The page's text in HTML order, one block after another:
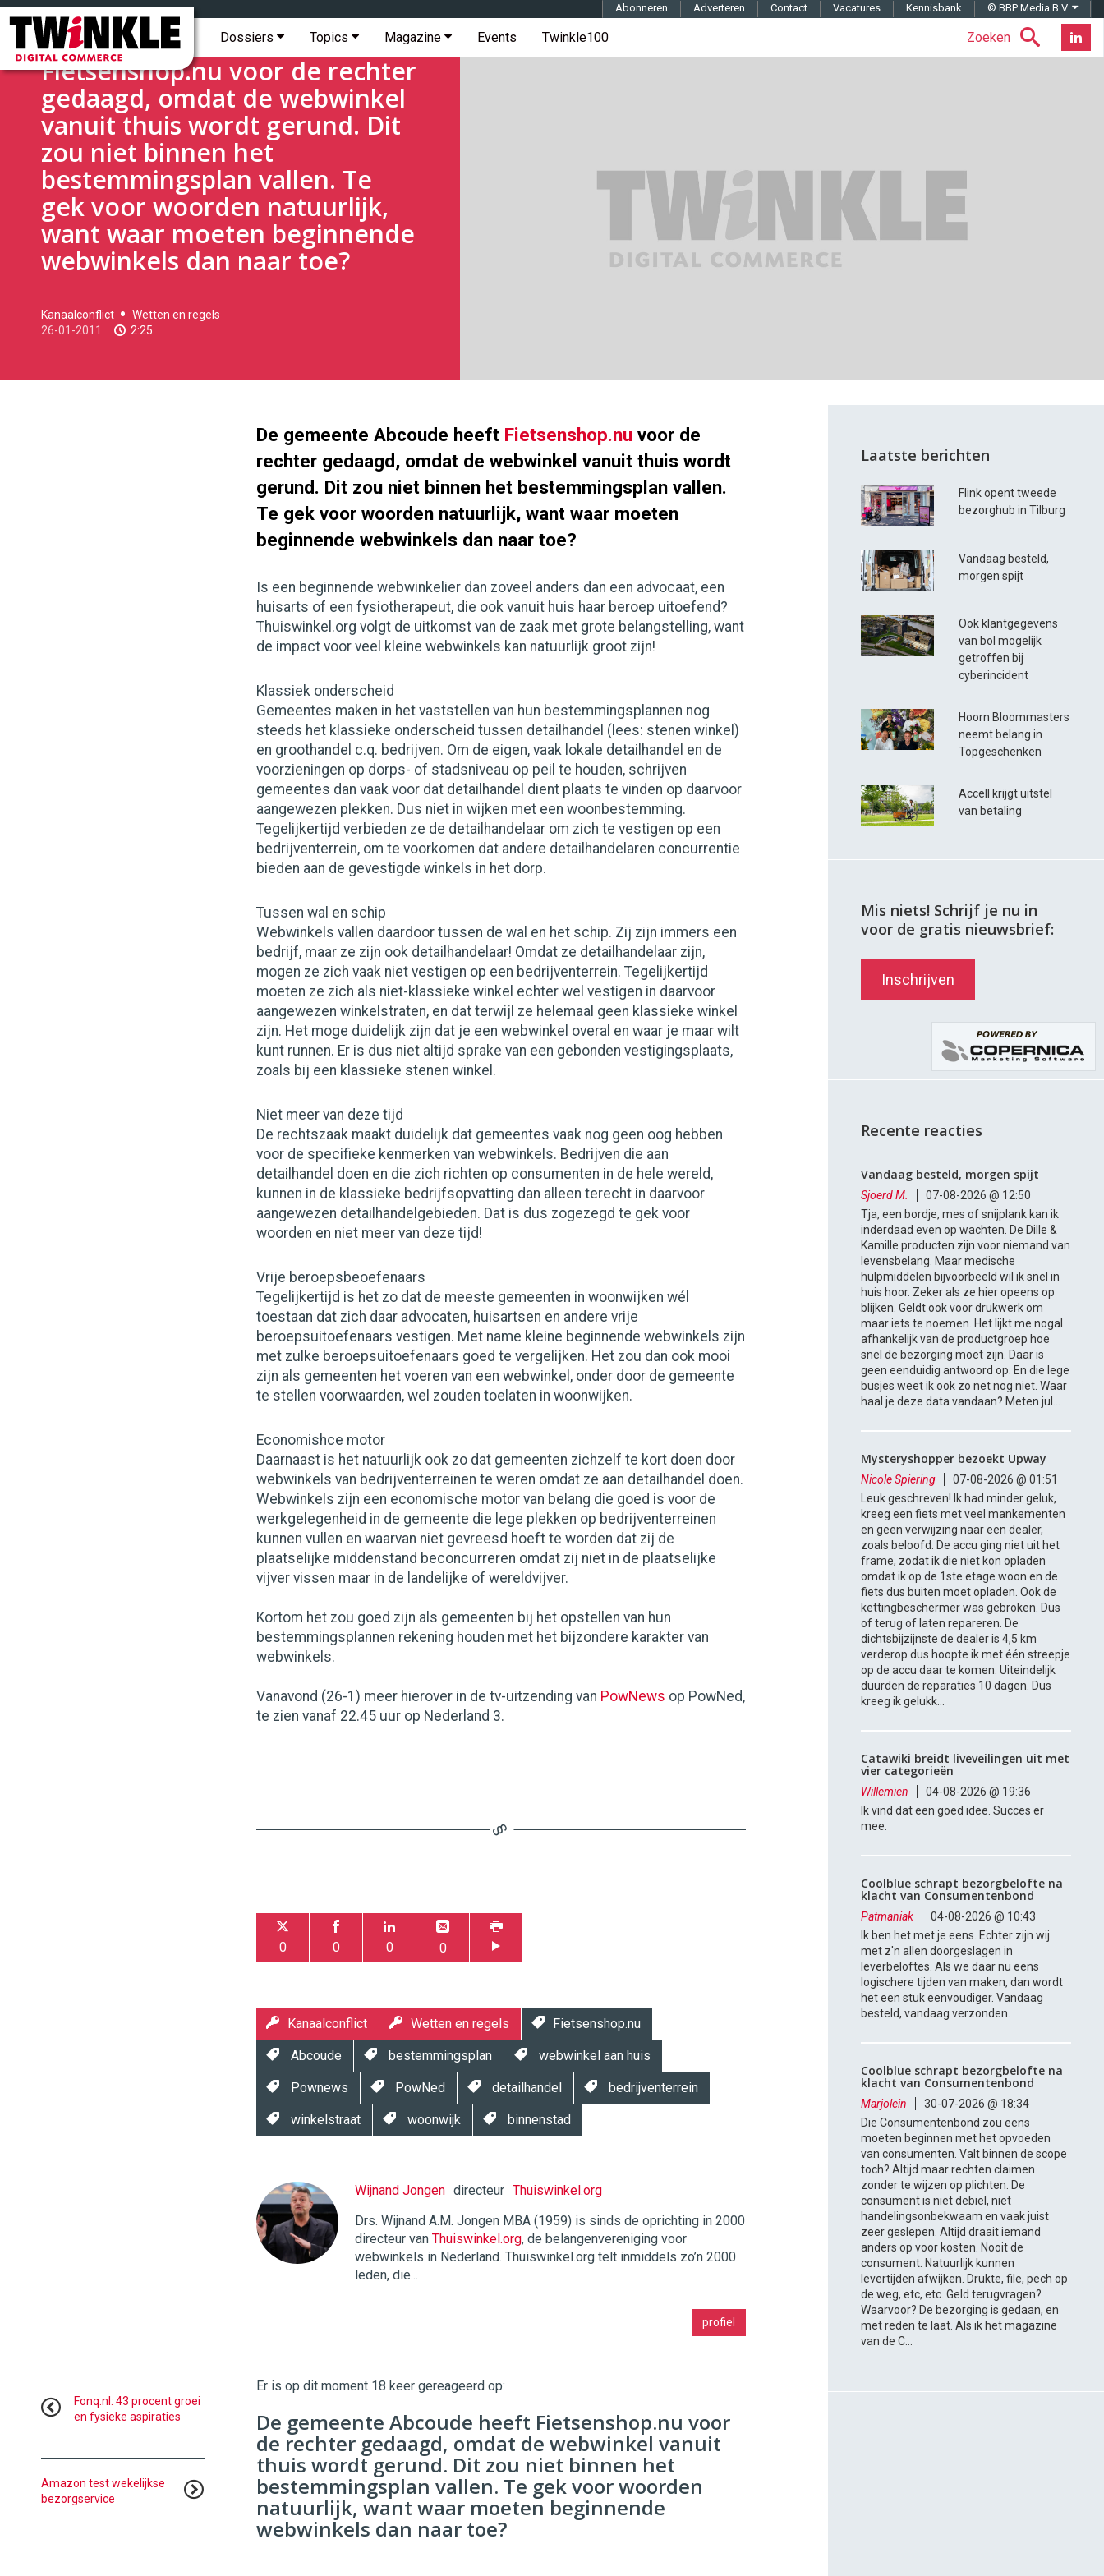
Twinkle
Digital
Commerce
Hoofdmenu Zoeken
Dossiers Topics Magazine Events Twinkle100
Topmenu Abonneren Adverteren Contact Vacatures Kennisbank © BBP Media B.V.
De gemeente Abcoude heeft
Fietsenshop.nu voor de rechter
gedaagd, omdat de webwinkel
vanuit thuis wordt gerund. Dit
zou niet binnen het
bestemmingsplan vallen. Te
gek voor woorden natuurlijk,
want waar moeten beginnende
webwinkels dan naar toe?
2011-
01-
11-
Kanaalconflict
Wetten en regels
26-01-2011
2:25
De gemeente Abcoude heeft Fietsenshop.nu voor de
rechter gedaagd, omdat de webwinkel vanuit thuis wordt
gerund. Dit zou niet binnen het bestemmingsplan vallen.
Te gek voor woorden natuurlijk, want waar moeten
beginnende webwinkels dan naar toe?
Is een beginnende webwinkelier dan zoveel anders dan een advocaat, een
huisarts of een fysiotherapeut, die ook vanuit huis haar beroep uitoefend?
Thuiswinkel.org volgt de uitkomst van de zaak met grote belangstelling, want
de impact voor veel kleine webwinkels kan natuurlijk groot zijn!
Klassiek onderscheid
Gemeentes maken in het vaststellen van hun bestemmingsplannen nog
steeds het klassieke onderscheid tussen detailhandel (lees: stenen winkel)
en groothandel c.q. bedrijven. Om de eigen, vaak lokale detailhandel en de
voorzieningen op dorps- of stadsniveau op peil te houden, schrijven
gemeentes dan vaak voor dat detailhandel dient plaats te vinden op daarvoor
aangewezen plekken. Dus niet in wijken met een woonbestemming.
Tegelijkertijd verbieden ze de detailhandelaar om zich te vestigen op een
bedrijventerrein, om te voorkomen dat andere detailhandelaren concurrentie
bieden aan de gevestigde winkels in het dorp.
Tussen wal en schip
Webwinkels vallen daardoor tussen de wal en het schip. Zij zijn immers een
bedrijf, maar ze zijn ook detailhandelaar! Omdat ze detailhandelaar zijn,
mogen ze zich vaak niet vestigen op een bedrijventerrein. Tegelijkertijd
moeten ze zich als niet-klassieke winkel echter wel vestigen in daarvoor
aangewezen winkelstraten, en dat terwijl ze helemaal geen klassieke winkel
zijn. Het moge duidelijk zijn dat je een webwinkel overal en waar je maar wilt
kunt runnen. Er is dus niet altijd sprake van een gebonden vestigingsplaats,
zoals bij een klassieke stenen winkel.
Niet meer van deze tijd
De rechtszaak maakt duidelijk dat gemeentes vaak nog geen oog hebben
voor de specifieke kenmerken van webwinkels. Bedrijven die aan
detailhandel doen en die zich richten op consumenten in de hele wereld,
kunnen in de klassieke bedrijfsopvatting dan alleen terecht in daarvoor
aangewezen detailhandelgebieden. Dat is dus zogezegd te gek voor
woorden en niet meer van deze tijd!
Vrije beroepsbeoefenaars
Tegelijkertijd is het zo dat de meeste gemeenten in woonwijken wél
toestaan dat zich daar advocaten, huisartsen en andere vrije
beroepsuitoefenaars vestigen. Met name kleine beginnende webwinkels zijn
met zulke beroepsuitoefenaars goed te vergelijken. Het zou dan ook mooi
zijn als gemeenten het voeren van een webwinkel, onder door de gemeente
te stellen voorwaarden, wel zouden toelaten in woonwijken.
Economishce motor
Daarnaast is het natuurlijk ook zo dat gemeenten zichzelf te kort doen door
webwinkels van bedrijventerreinen te weren omdat ze aan detailhandel doen.
Webwinkels zijn een economische motor van belang die goed is voor de
werkgelegenheid in de gemeente die lege plekken op bedrijventerreinen
kunnen vullen en waarvan niet gevreesd hoeft te worden dat zij de
plaatselijke middenstand beconcurreren omdat zij niet in de plaatselijke
vijver vissen maar in de landelijke of wereldvijver.
Kortom het zou goed zijn als gemeenten bij het opstellen van hun
bestemmingsplannen rekening houden met het bijzondere karakter van
webwinkels.
Vanavond (26-1) meer hierover in de tv-uitzending van PowNews op PowNed,
te zien vanaf 22.45 uur op Nederland 3.
0 0 0 0
Kanaalconflict Wetten en regels Fietsenshop.nu
Abcoude bestemmingsplan webwinkel aan huis
Pownews PowNed detailhandel bedrijventerrein
winkelstraat woonwijk binnenstad
Wijnand Jongen directeur Thuiswinkel.org
Drs. Wijnand A.M. Jongen MBA (1959) is sinds de oprichting in 2000
directeur van Thuiswinkel.org, de belangenvereniging voor
webwinkels in Nederland. Thuiswinkel.org telt inmiddels zo’n 2000
leden, die...
profiel
Twinkle
|
Digital
Commercehttps://twinklemagazine.nl
Er is op dit moment 18 keer gereageerd op:
De gemeente Abcoude heeft Fietsenshop.nu voor
de rechter gedaagd, omdat de webwinkel vanuit
thuis wordt gerund. Dit zou niet binnen het
bestemmingsplan vallen. Te gek voor woorden
natuurlijk, want waar moeten beginnende
webwinkels dan naar toe?
Fonq.nl: 43 procent groei
en fysieke aspiraties
Amazon test wekelijkse
bezorgservice
Laatste berichten
Flink opent tweede
bezorghub in Tilburg
Vandaag besteld,
morgen spijt
Ook klantgegevens
van bol mogelijk
getroffen bij
cyberincident
Hoorn Bloommasters
neemt belang in
Topgeschenken
Accell krijgt uitstel
van betaling
Mis niets! Schrijf je nu in
voor de gratis nieuwsbrief:
Inschrijven
Recente reacties
Vandaag besteld, morgen spijt
Sjoerd M.
07-08-2026 @ 12:50
Tja, een bordje, mes of snijplank kan ik
inderdaad even op wachten. De Dille &
Kamille producten zijn voor niemand van
levensbelang. Maar medische
hulpmiddelen bijvoorbeeld wil ik snel in
huis hoor. Zeker als ze hier opeens op
blijken. Geldt ook voor drukwerk om
maar iets te noemen. Het lijkt me nogal
afhankelijk van de productgroep hoe
snel de bezorging moet zijn. Daar is
geen eenduidig antwoord op. En die lege
busjes weet ik ook zo net nog niet. Waar
haal je deze data vandaan? Meten jul...
Mysteryshopper bezoekt Upway
Nicole Spiering
07-08-2026 @ 01:51
Leuk geschreven! Ik had minder geluk,
kreeg een fiets met veel mankementen
en geen verwijzing naar een dealer,
zoals beloofd. De accu ging niet uit het
frame, zodat ik die niet kon opladen
omdat ik op de 1ste etage woon en de
fiets dus buiten moet opladen. Ook de
kettingbeschermer was gebroken. Dus
of terug of laten repareren. De
dichtsbijzijnste de dealer is 4,5 km
verderop dus hoopte ik met één streepje
op de accu daar te komen. Uiteindelijk
duurden de reparaties 10 dagen. Dus
kreeg ik gelukk...
Catawiki breidt liveveilingen uit met
vier categorieën
Willemien
04-08-2026 @ 19:36
Ik vind dat een goed idee. Succes er
mee.
Coolblue schrapt bezorgbelofte na
klacht van Consumentenbond
Patmaniak
04-08-2026 @ 10:43
Ik ben het met je eens. Echter zijn wij
met z'n allen doorgeslagen in
leverbeloftes. Als we daar nu eens
logischere tijden van maken, dan wordt
het een stuk eenvoudiger. Vandaag
besteld, vandaag verzonden.
Coolblue schrapt bezorgbelofte na
klacht van Consumentenbond
Marjolein
30-07-2026 @ 18:34
Die Consumentenbond zou eens
moeten beginnen met het opvoeden
van consumenten. Valt binnen de scope
toch? Altijd maar rechten claimen
zonder te wijzen op plichten. De
consument is niet debiel, niet
handelingsonbekwaam en vaak juist
zeer geslepen. Altijd draait iemand
anders op voor kosten. Nooit de
consument. Natuurlijk kunnen
levertijden afwijken. Drukte, file, pech op
de weg, etc, etc. Geld terugvragen?
Waarvoor? De bezorging is gedaan, en
met reden te laat. Als ik het magazine
van de C...